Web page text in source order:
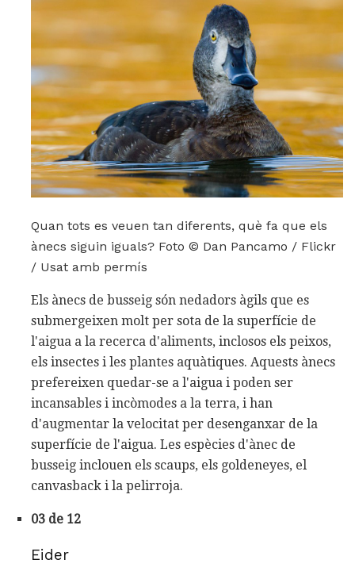
Quan tots es veuen tan diferents, què fa que els
ànecs siguin iguals? Foto © Dan Pancamo / Flickr
/ Usat amb permís
Els ànecs de busseig són nedadors àgils que es
submergeixen molt per sota de la superfície de
l'aigua a la recerca d'aliments, inclosos els peixos,
els insectes i les plantes aquàtiques. Aquests ànecs
prefereixen quedar-se a l'aigua i poden ser
incansables i incòmodes a la terra, i han
d'augmentar la velocitat per desenganxar de la
superfície de l'aigua. Les espècies d'ànec de
busseig inclouen els scaups, els goldeneyes, el
canvasback i la pelirroja.
03 de 12
Eider